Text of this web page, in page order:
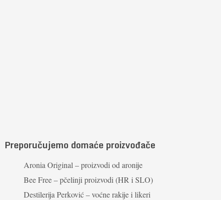
Preporučujemo domaće proizvođače
Aronia Original – proizvodi od aronije
Bee Free – pčelinji proizvodi (HR i SLO)
Destilerija Perković – voćne rakije i likeri